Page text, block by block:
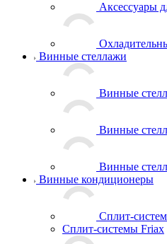
Аксессуары
Винные стеллажи
Винные
Винные
Винные
Винные кондиционеры
Сплит-
Сплит-системы Friax